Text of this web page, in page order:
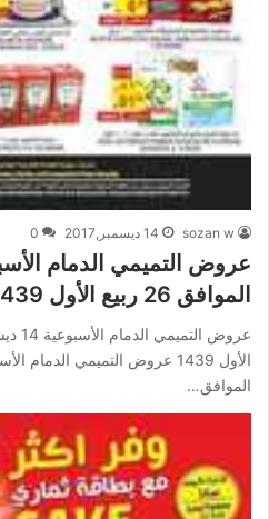
sozan w 14 ديسمبر,2017 0
الموافق 26 ربيع الأول 1439
الموافق…